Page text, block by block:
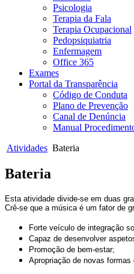
Psicologia
Terapia da Fala
Terapia Ocupacional
Pedopsiquiatria
Enfermagem
Office 365
Exames
Portal da Transparência
Código de Conduta
Plano de Prevenção
Canal de Denúncia
Manual
Atividades Bateria
Bateria
Esta atividade divide-se em duas
Crê-se que a música é um fator de
Forte veículo de integração
Capaz de desenvolver
Promoção de bem-estar;
Apropriação de novas formas